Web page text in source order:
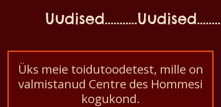
Üks meie toidutoodetest, mille on
valmistanud Centre des Hommesi
kogukond.